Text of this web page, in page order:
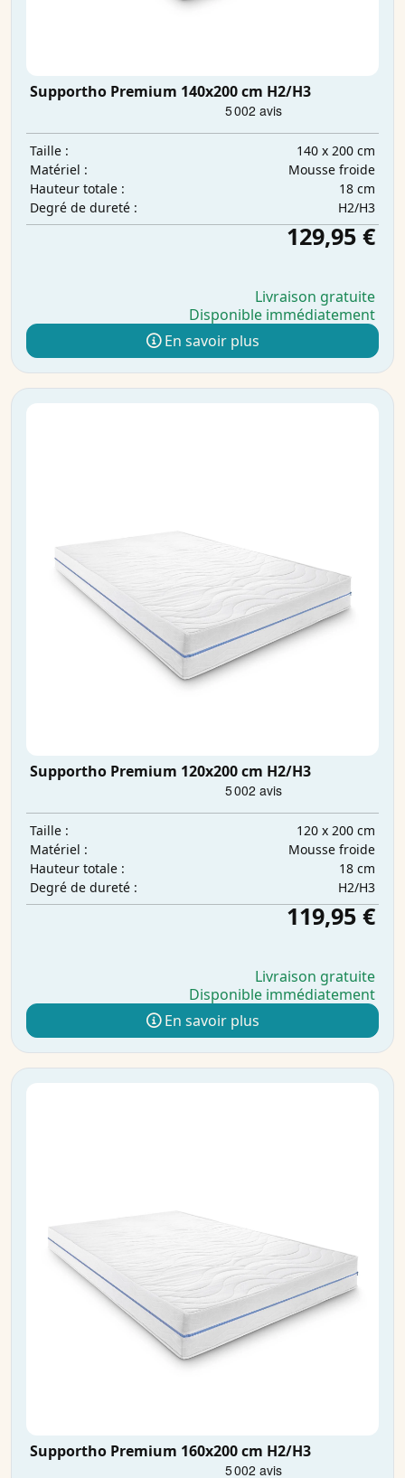
Supportho Premium 140x200 cm H2/H3
Taille :
140 x 200 cm
Matériel :
Mousse froide
Hauteur totale :
18 cm
Degré de dureté :
H2/H3
129,95 €
Livraison gratuite
Disponible immédiatement
En savoir plus
Supportho Premium 120x200 cm H2/H3
Taille :
120 x 200 cm
Matériel :
Mousse froide
Hauteur totale :
18 cm
Degré de dureté :
H2/H3
119,95 €
Livraison gratuite
Disponible immédiatement
En savoir plus
Supportho Premium 160x200 cm H2/H3